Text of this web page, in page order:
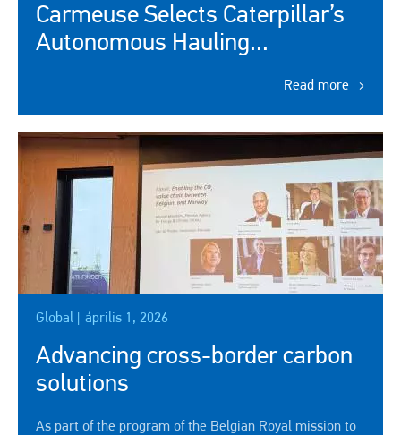
Carmeuse Selects Caterpillar’s
Autonomous Hauling...
Read more
Global | április 1, 2026
Advancing cross-border carbon
solutions
As part of the program of the Belgian Royal mission to